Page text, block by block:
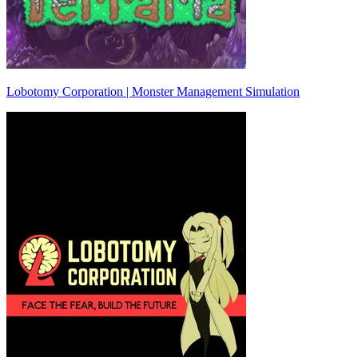
Lobotomy Corporation | Monster Management Simulation